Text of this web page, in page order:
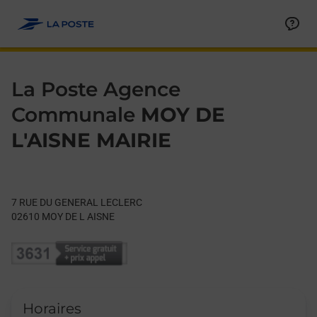
La Poste Agence
Communale MOY DE
L'AISNE MAIRIE
7 RUE DU GENERAL LECLERC
02610 MOY DE L AISNE
Horaires